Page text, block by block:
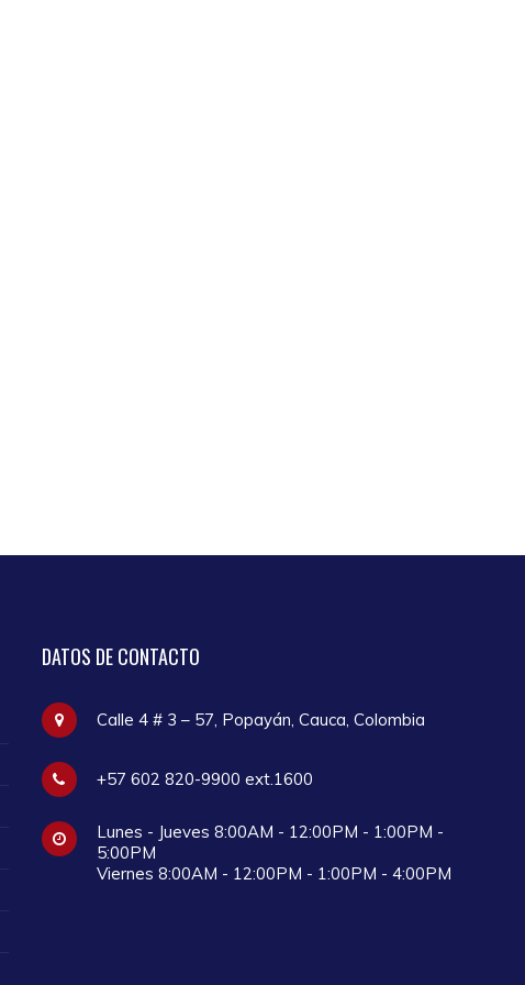
DATOS DE CONTACTO
Calle 4 # 3 – 57, Popayán, Cauca, Colombia
+57 602 820-9900 ext.1600
Lunes - Jueves 8:00AM - 12:00PM - 1:00PM -
5:00PM
Viernes 8:00AM - 12:00PM - 1:00PM - 4:00PM